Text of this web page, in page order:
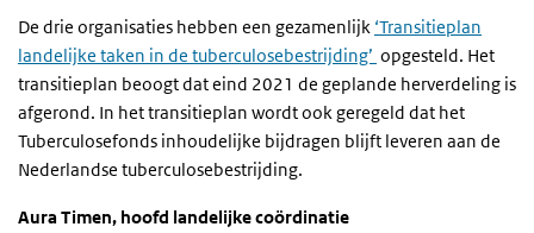
De drie organisaties hebben een gezamenlijk ‘Transitieplan
landelijke taken in de tuberculosebestrijding’ opgesteld. Het
transitieplan beoogt dat eind 2021 de geplande herverdeling is
afgerond. In het transitieplan wordt ook geregeld dat het
Tuberculosefonds inhoudelijke bijdragen blijft leveren aan de
Nederlandse tuberculosebestrijding.
Aura Timen, hoofd landelijke coördinatie